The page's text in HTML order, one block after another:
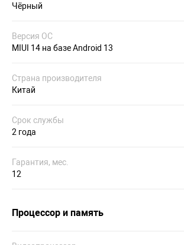
Чёрный
Версия ОС
MIUI 14 на базе Android 13
Страна производителя
Китай
Срок службы
2 года
Гарантия, мес.
12
Процессор и память